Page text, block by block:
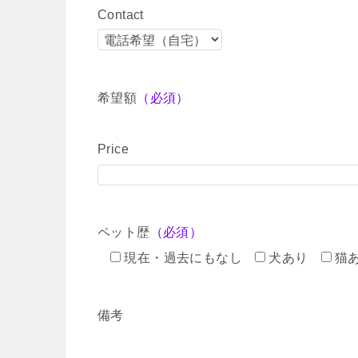
Contact
希望額 （必須）
Price
ペット歴 （必須）
現在・過去にもなし
犬あり 猫
備考